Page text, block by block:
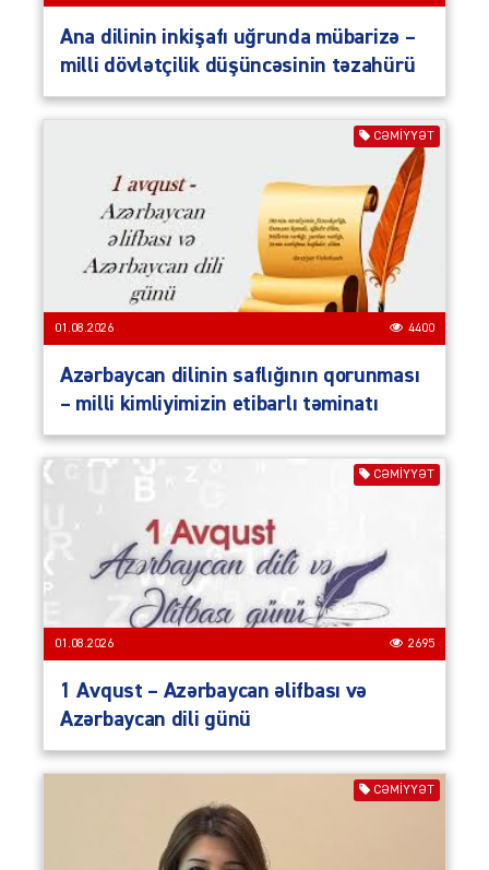
Ana dilinin inkişafı uğrunda mübarizə –
milli dövlətçilik düşüncəsinin təzahürü
CƏMIYYƏT
01.08.2026 4400
Azərbaycan dilinin saflığının qorunması
– milli kimliyimizin etibarlı təminatı
CƏMIYYƏT
01.08.2026 2695
1 Avqust – Azərbaycan əlifbası və
Azərbaycan dili günü
CƏMIYYƏT